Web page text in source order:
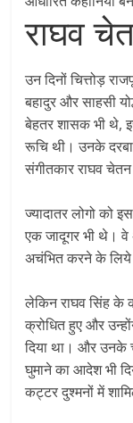
राघव
उन दिनों चित्तोड़
बहादुर और साहसी
बेहतर शासक भी थे,
रूचि थी। उनके
संगीतकार राघव चेतन
ज्यादातर लोगो को
एक जादूगर भी थे।
अचंभित करने के
लेकिन राघव सिंह के
क्रोधित हुए और
दिया था। और उनके
घुमाने का आदेश भी
कट्टर दुश्मनों में